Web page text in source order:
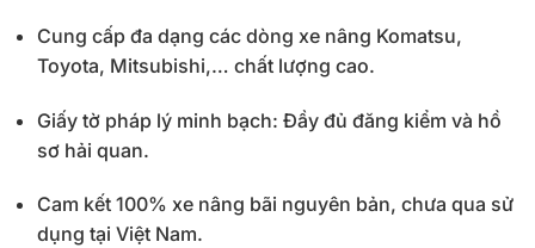
Cung cấp đa dạng các dòng xe nâng Komatsu,
Toyota, Mitsubishi,… chất lượng cao.
Giấy tờ pháp lý minh bạch: Đầy đủ đăng kiểm và hồ
sơ hải quan.
Cam kết 100% xe nâng bãi nguyên bản, chưa qua sử
dụng tại Việt Nam.